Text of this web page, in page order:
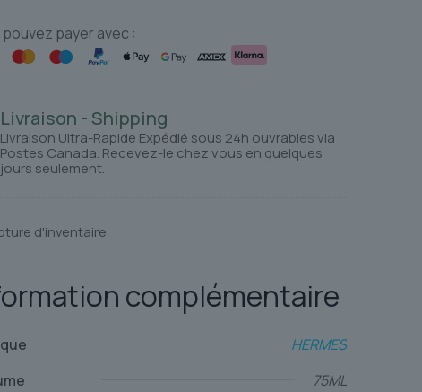
était :
$153.01.
est :
$136.95.
pouvez payer avec :
Livraison - Shipping
Livraison Ultra-Rapide Expédié sous 24h ouvrables via
Postes Canada. Recevez-le chez vous en quelques
jours seulement.
d'inventaire
complémentaire
HERMES
75ML